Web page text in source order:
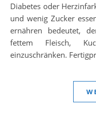
Diabetes oder
und wenig Zucker
ernähren bedeutet,
fettem Fleisch,
einzuschränken.